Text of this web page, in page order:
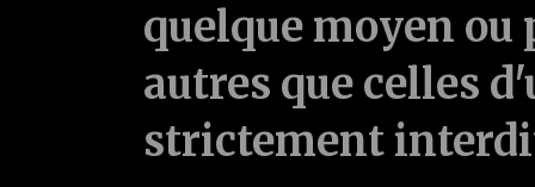
quelque moyen ou
autres que celles
strictement